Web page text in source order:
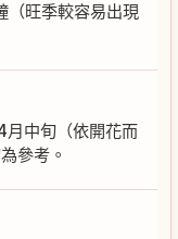
（旺季較容易出現
月中旬（依開花而
參考。